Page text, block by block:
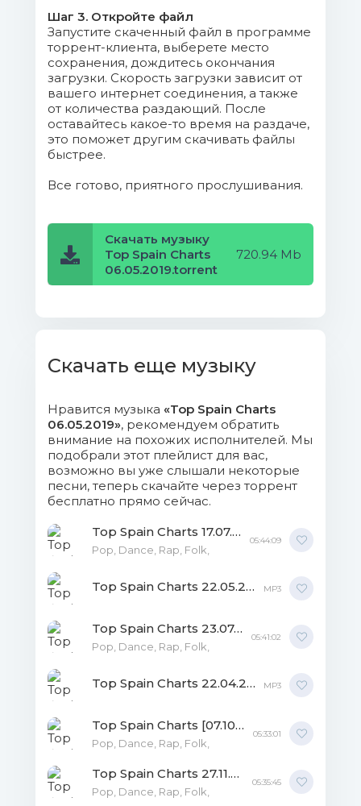
Playa.mp3 (8.02 Mb)
09. Sean Paul, J. Balvin - Contra La
Pared.mp3 (8.67 Mb)
10. Maluma - HP.mp3 (7.13 Mb)
11. Paulo Londra - Tal Vez.mp3
(10.19 Mb)
12. Chris Jeday, Gaby Music, Lunay -
13. Farruko, Myke Towers, Montana
the Producer - Si Se Da.mp3 (9.14 Mb)
(Remix).mp3 (9.18 Mb)
15. Ozuna - Baila Baila Baila.mp3
16. Anuel AA, Karol G -
Secreto.mp3 (9.97 Mb)
17. Lalo Ebratt, Sebastian Yatra, Yera,
Trapical Minds - Déjate Querer.mp3 (7.83
18. Sebastian Yatra, Reik - Un
Año.mp3 (6.35 Mb)
Mb)
Justin Quiles - Ganas Sobran.mp3 (9.17 Mb)
21. Paulo Londra - Adan y Eva.mp3
(9.96 Mb)
22. Billie Eilish - bad guy.mp3 (7.5
Mb)
Шаг 3. Откройте файл
Запустите скаченный файл в программе
торрент-клиента, выберете место
сохранения, дождитесь окончания
загрузки. Скорость загрузки зависит от
вашего интернет соединения, а также
от количества раздающий. После
оставайтесь какое-то время на раздаче,
это поможет другим скачивать файлы
быстрее.
Все готово, приятного прослушивания.
Скачать музыку
Top Spain Charts
06.05.2019.torrent
720.94 Mb
Скачать еще музыку
Нравится музыка «Top Spain Charts
06.05.2019», рекомендуем обратить
внимание на похожих исполнителей. Мы
подобрали этот плейлист для вас,
возможно вы уже слышали некоторые
песни, теперь скачайте через торрент
бесплатно прямо сейчас.
Top Spain Charts 17.07.2019 MP3
Pop, Dance, Rap, Folk,
05:44:09
Top Spain Charts 22.05.2019 MP3 MP3
Top Spain Charts 23.07.2019 MP3
Pop, Dance, Rap, Folk,
05:41:02
Top Spain Charts 22.04.2019 MP3 MP3
Top Spain Charts [07.10.] MP3
Pop, Dance, Rap, Folk,
05:33:01
Top Spain Charts 27.11.2019 MP3
Pop, Dance, Rap, Folk,
05:35:45